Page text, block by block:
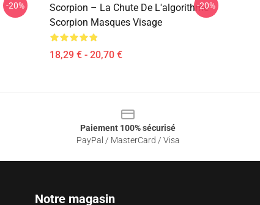
-20%
Scorpion – La Chute De L'algorithme
Scorpion Masques Visage
18,29 € - 20,70 €
-20%
Paiement 100% sécurisé
PayPal / MasterCard / Visa
Notre magasin